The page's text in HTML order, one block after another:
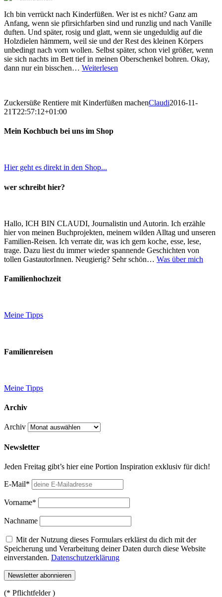
Ich bin verrückt nach Kinderfüßen. Wer ist es nicht? Ganz am
Anfang, wenn sie pfirsichfarben sind und runzlig und nach Vanille
duften. Und später, rosig und glatt, wenn sie ungeduldig auf die
Holzdielen hämmern, weil sie und der Rest des kleinen Körpers
unbedingt nach vorn wollen. Selbst später, schon viel größer, wenn
sie sich nachts im Bett tief in meinen Oberschenkel bohren. Okay,
dann nur ein bisschen… Weiterlesen
Zuckersüße Rentiere mit Kinderfüßen machenClaudi2016-11-
21T22:57:12+01:00
Mein Kochbuch bei uns im Shop
Hier geht es direkt in den Shop...
wer schreibt hier?
Hallo, ICH BIN CLAUDI, Journalistin und Autorin. Ich erzähle
hier von meinen Buchprojekten, meinem wilden Alltag und unseren
Familien-Reisen. Ich verrate dir, was ich gern koche, esse, lese,
trage. Dazu liest du immer wieder spannende Geschichten von
tollen GastautorInnen. Neugierig? Sehr schön… Was über mich
Familienhochzeit
Meine Tipps
Familienreisen
Meine Tipps
Archiv
Archiv
Newsletter
Jeden Freitag gibt’s hier eine Portion Inspiration exklusiv für dich!
E-Mail*
Vorname*
Nachname
Mit der Nutzung dieses Formulars erklärst du dich mit der
Speicherung und Verarbeitung deiner Daten durch diese Website
einverstanden. Datenschutzerklärung
(* Pflichtfelder )